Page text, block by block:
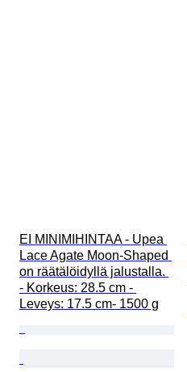
EI MINIMIHINTAA - Upea
Lace Agate Moon-Shaped
on räätälöidyllä jalustalla.
- Korkeus: 28.5 cm -
Leveys: 17.5 cm- 1500 g